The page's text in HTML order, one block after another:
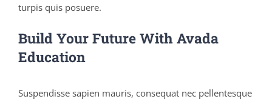
turpis quis posuere.
Build Your Future With Avada
Education
Suspendisse sapien mauris, consequat nec pellentesque